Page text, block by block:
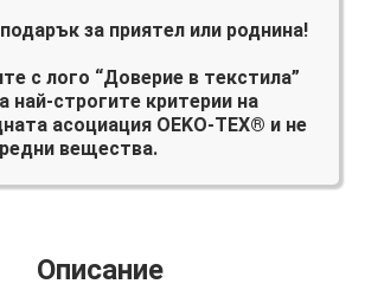
за приятел или роднина!
с лого “Доверие в текстила”
най-строгите критерии на
асоциация OEKO-TEX® и не
вещества.
Описание